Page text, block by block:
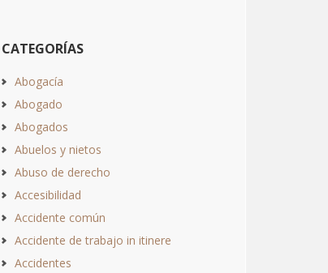
CATEGORÍAS
Abogacía
Abogado
Abogados
Abuelos y nietos
Abuso de derecho
Accesibilidad
Accidente común
Accidente de trabajo in itinere
Accidentes